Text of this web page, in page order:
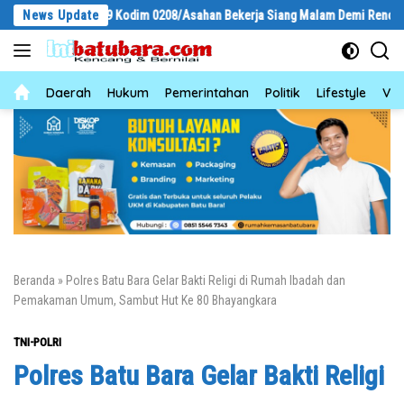
Langsung
konten
News Update
129 Kodim 0208/Asahan Bekerja Siang Malam Demi Renovasi
NewsDaerah Hukum Pemerintahan Politik Lifestyle
Beranda » Polres Batu Bara Gelar Bakti Religi di Rumah Ibadah dan
Pemakaman Umum, Sambut Hut Ke 80 Bhayangkara
TNI-POLRI
Polres Batu Bara Gelar Bakti Religi